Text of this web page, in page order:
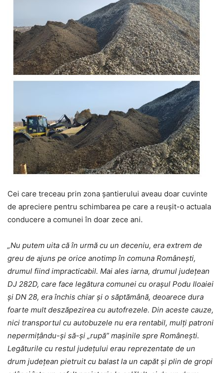
Cei care treceau prin zona șantierului aveau doar cuvinte
de apreciere pentru schimbarea pe care a reușit-o actuala
conducere a comunei în doar zece ani.
„Nu putem uita că în urmă cu un deceniu, era extrem de
greu de ajuns pe orice anotimp în comuna Românești,
drumul fiind impracticabil. Mai ales iarna, drumul județean
DJ 282D, care face legătura comunei cu orașul Podu Iloaiei
și DN 28, era închis chiar și o săptămână, deoarece dura
foarte mult deszăpezirea cu autofrezele. Din aceste cauze,
nici transportul cu autobuzele nu era rentabil, mulți patroni
nepermițându-și să-și „rupă” mașinile spre Românești.
Legăturile cu restul judeţului erau reprezentate de un
drum judeţean pietruit cu balast la un capăt şi plin de gropi